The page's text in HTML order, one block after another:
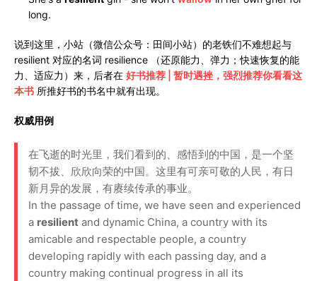
long.
说到这里，小站（微信公众号：田间小站）的老铁们不难想起与
resilient 对应的名词 resilience （还原能力、弹力；快速恢复的能
力、适应力）来，后者在 好书推荐 | 暂时遇挫，强烈推荐你看看这
本书 所推好书的书名中就有出现。
权威用例
在飞逝的时光里，我们看到的、感悟到的中国，是一个坚
韧不拔、欣欣向荣的中国。这里有可亲可敬的人民，有日
新月异的发展，有赓续传承的事业。
In the passage of time, we have seen and experienced
a resilient and dynamic China, a country with its
amicable and respectable people, a country
developing rapidly with each passing day, and a
country making continual progress in all its